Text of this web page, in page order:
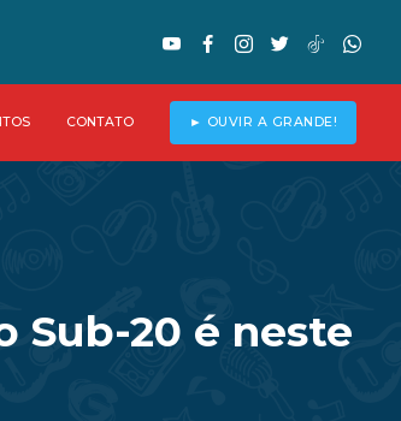
CONTATO ► OUVIR A GRANDE!
Sub-20 é neste